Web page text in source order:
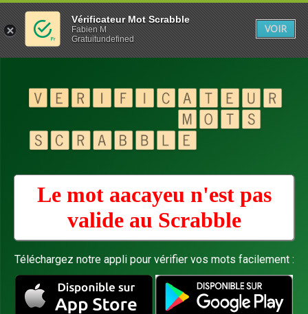
Le mot aacayeu n'est pas
valide au Scrabble
Téléchargez notre appli pour vérifier vos mots facilement :
Vérificateur Mot Scrabble
Fabien M
Gratuitundefined
VOIR